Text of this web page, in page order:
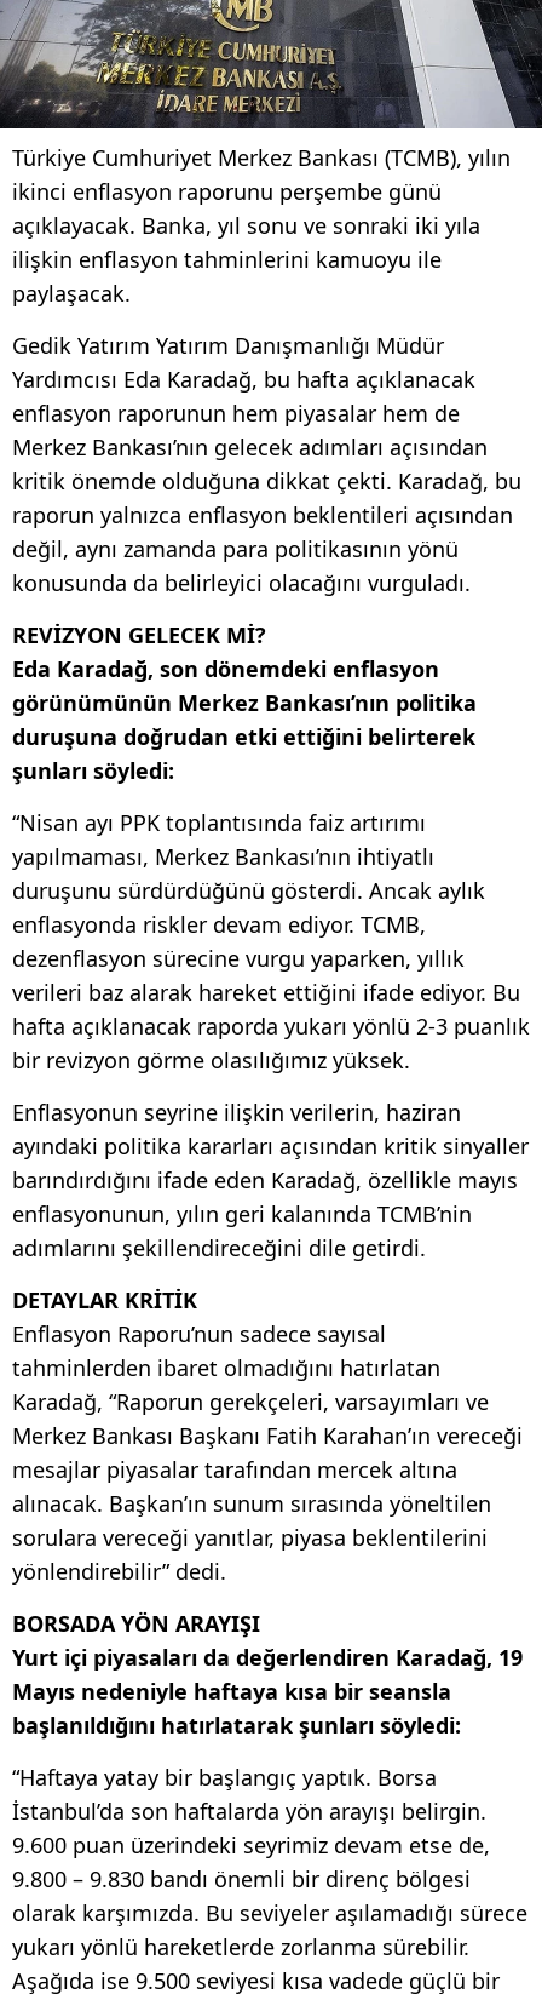
Türkiye Cumhuriyet Merkez Bankası (TCMB), yılın
ikinci enflasyon raporunu perşembe günü
açıklayacak. Banka, yıl sonu ve sonraki iki yıla
ilişkin enflasyon tahminlerini kamuoyu ile
paylaşacak.
Gedik Yatırım Yatırım Danışmanlığı Müdür
Yardımcısı Eda Karadağ, bu hafta açıklanacak
enflasyon raporunun hem piyasalar hem de
Merkez Bankası’nın gelecek adımları açısından
kritik önemde olduğuna dikkat çekti. Karadağ, bu
raporun yalnızca enflasyon beklentileri açısından
değil, aynı zamanda para politikasının yönü
konusunda da belirleyici olacağını vurguladı.
REVİZYON GELECEK Mİ?
Eda Karadağ, son dönemdeki enflasyon
görünümünün Merkez Bankası’nın politika
duruşuna doğrudan etki ettiğini belirterek
şunları söyledi:
“Nisan ayı PPK toplantısında faiz artırımı
yapılmaması, Merkez Bankası’nın ihtiyatlı
duruşunu sürdürdüğünü gösterdi. Ancak aylık
enflasyonda riskler devam ediyor. TCMB,
dezenflasyon sürecine vurgu yaparken, yıllık
verileri baz alarak hareket ettiğini ifade ediyor. Bu
hafta açıklanacak raporda yukarı yönlü 2-3 puanlık
bir revizyon görme olasılığımız yüksek.
Enflasyonun seyrine ilişkin verilerin, haziran
ayındaki politika kararları açısından kritik sinyaller
barındırdığını ifade eden Karadağ, özellikle mayıs
enflasyonunun, yılın geri kalanında TCMB’nin
adımlarını şekillendireceğini dile getirdi.
DETAYLAR KRİTİK
Enflasyon Raporu’nun sadece sayısal
tahminlerden ibaret olmadığını hatırlatan
Karadağ, “Raporun gerekçeleri, varsayımları ve
Merkez Bankası Başkanı Fatih Karahan’ın vereceği
mesajlar piyasalar tarafından mercek altına
alınacak. Başkan’ın sunum sırasında yöneltilen
sorulara vereceği yanıtlar, piyasa beklentilerini
yönlendirebilir” dedi.
BORSADA YÖN ARAYIŞI
Yurt içi piyasaları da değerlendiren Karadağ, 19
Mayıs nedeniyle haftaya kısa bir seansla
başlanıldığını hatırlatarak şunları söyledi:
“Haftaya yatay bir başlangıç yaptık. Borsa
İstanbul’da son haftalarda yön arayışı belirgin.
9.600 puan üzerindeki seyrimiz devam etse de,
9.800 – 9.830 bandı önemli bir direnç bölgesi
olarak karşımızda. Bu seviyeler aşılamadığı sürece
yukarı yönlü hareketlerde zorlanma sürebilir.
Aşağıda ise 9.500 seviyesi kısa vadede güçlü bir